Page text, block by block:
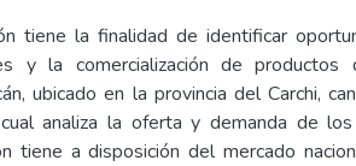
tiene la finalidad de identificar
y la comercialización de productos
ubicado en la provincia del Carchi,
analiza la oferta y demanda de
tiene a disposición del mercado